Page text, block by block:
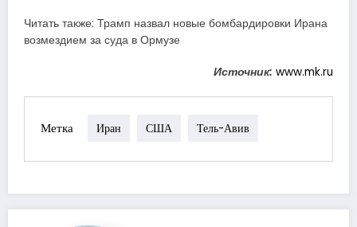
Читать также: Трамп назвал новые бомбардировки Ирана
возмездием за суда в Ормузе
Источник: www.mk.ru
Метка Иран США Тель-Авив